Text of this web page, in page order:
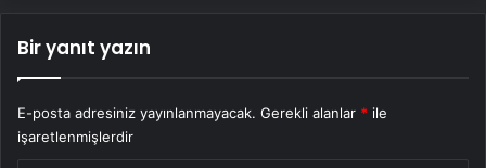
Bir yanıt yazın
E-posta adresiniz yayınlanmayacak. Gerekli alanlar * ile
işaretlenmişlerdir